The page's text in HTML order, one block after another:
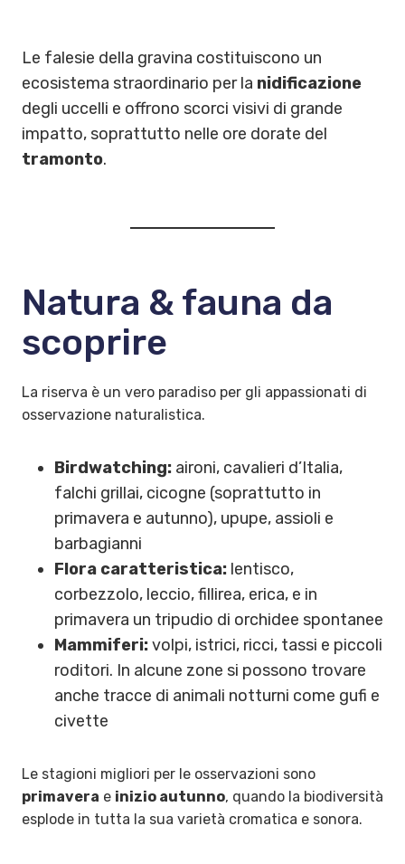
Le falesie della gravina costituiscono un
ecosistema straordinario per la nidificazione
degli uccelli e offrono scorci visivi di grande
impatto, soprattutto nelle ore dorate del
tramonto.
Natura & fauna da
scoprire
La riserva è un vero paradiso per gli appassionati di
osservazione naturalistica.
Birdwatching: aironi, cavalieri d’Italia,
falchi grillai, cicogne (soprattutto in
primavera e autunno), upupe, assioli e
barbagianni
Flora caratteristica: lentisco,
corbezzolo, leccio, fillirea, erica, e in
primavera un tripudio di orchidee spontanee
Mammiferi:volpi, istrici, ricci, tassi e piccoli
roditori. In alcune zone si possono trovare
anche tracce di animali notturni come gufi e
civette
Le stagioni migliori per le osservazioni sono
primavera e inizio autunno, quando la biodiversità
esplode in tutta la sua varietà cromatica e sonora.